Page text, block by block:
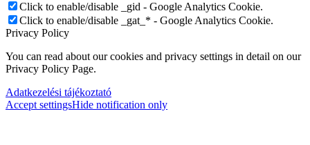
Click to enable/disable _gid - Google Analytics Cookie.
Click to enable/disable _gat_* - Google Analytics Cookie.
Privacy Policy
You can read about our cookies and privacy settings in detail on our
Privacy Policy Page.
Adatkezelési tájékoztató
Accept settingsHide notification only